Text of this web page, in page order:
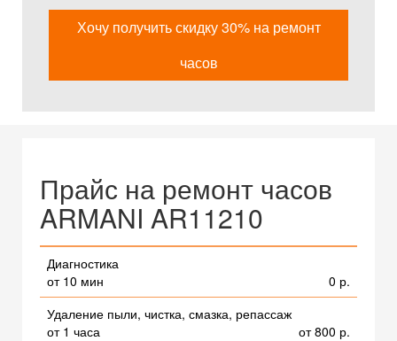
Хочу получить скидку 30% на ремонт
часов
Прайс на ремонт часов
ARMANI AR11210
Диагностика
от 10 мин
0 р.
Удаление пыли, чистка, смазка, репассаж
от 1 часа
от 800 р.